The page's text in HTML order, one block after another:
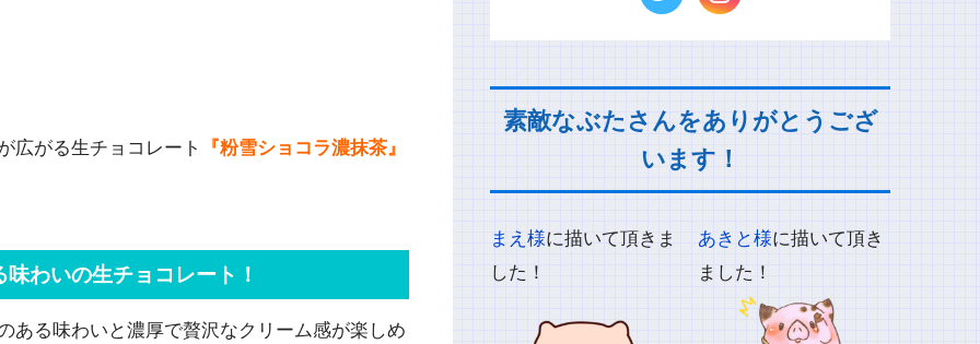
広がる生チョコレート 『粉雪ショコラ濃抹茶』
わいの生チョコレート！
ある味わいと濃厚で贅沢なクリーム感が楽しめ
素敵なぶたさんをありがとうござ
います！
まえ様に描いて頂きま
した！
あきと様に描いて頂き
ました！